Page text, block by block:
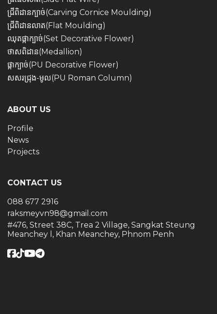
ជ្រីពិដានក្បាច់(Carving Cornice Moulding)
ជ្រីពិដានលាត(Flat Moulding)
ឈុតផ្កាក្បាច់(Set Decorative Flower)
ថាសពិដាន(Medallion)
ផ្កាក្បាច់(PU Decorative Flower)
សសរជ្រុង-មូល(PU Roman Column)
ABOUT US
Profile
News
Projects
CONTACT US
088 677 2916
raksmeyvn98@gmail.com
#476, Street 38C, Trea 2 Village, Sangkat Steung
Meanchey l, Khan Meanchey, Phnom Penh